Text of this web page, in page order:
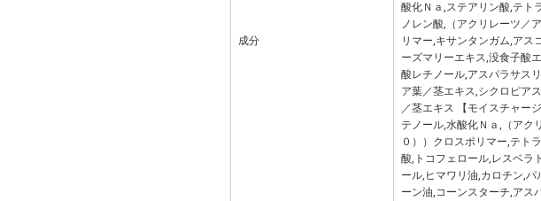
成分
酸化Ｎａ,ステアリン酸,テト
ノレン酸,（アクリレーツ／
リマー,キサンタンガム,アス
ーズマリーエキス,没食子酸
酸レチノール,アスパラサス
ア葉／茎エキス,シクロピア
／茎エキス 【モイスチャー
テノール,水酸化Ｎａ,（アク
０））クロスポリマー,テト
酸,トコフェロール,レスベラ
ール,ヒマワリ油,カロチン,
ーン油,コーンスターチ,アス